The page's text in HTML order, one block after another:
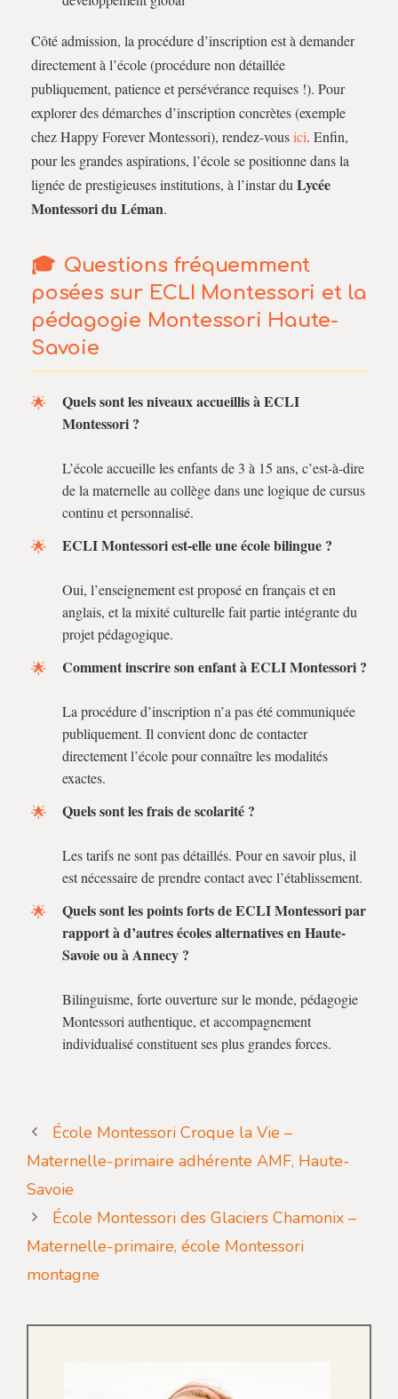
Côté admission, la procédure d’inscription est à demander
directement à l’école (procédure non détaillée
publiquement, patience et persévérance requises !). Pour
explorer des démarches d’inscription concrètes (exemple
chez Happy Forever Montessori), rendez-vousici. Enfin,
pour les grandes aspirations, l’école se positionne dans la
lignée de prestigieuses institutions, à l’instar du Lycée
Montessori du Léman.
Questions fréquemment
posées sur ECLI Montessori et la
pédagogie Montessori Haute-
Savoie
Quels sont les niveaux accueillis à ECLI
Montessori ?
L’école accueille les enfants de 3 à 15 ans, c’est-à-dire
de la maternelle au collège dans une logique de cursus
continu et personnalisé.
ECLI Montessori est-elle une école bilingue ?
Oui, l’enseignement est proposé en français et en
anglais, et la mixité culturelle fait partie intégrante du
projet pédagogique.
Comment inscrire son enfant à ECLI Montessori ?
La procédure d’inscription n’a pas été communiquée
publiquement. Il convient donc de contacter
directement l’école pour connaître les modalités
exactes.
Quels sont les frais de scolarité ?
Les tarifs ne sont pas détaillés. Pour en savoir plus, il
est nécessaire de prendre contact avec l’établissement.
Quels sont les points forts de ECLI Montessori par
rapport à d’autres écoles alternatives en Haute-
Savoie ou à Annecy ?
Bilinguisme, forte ouverture sur le monde, pédagogie
Montessori authentique, et accompagnement
individualisé constituent ses plus grandes forces.
École Montessori Croque la Vie –
Maternelle-primaire adhérente AMF, Haute-
Savoie
École Montessori des Glaciers Chamonix –
Maternelle-primaire, école Montessori
montagne